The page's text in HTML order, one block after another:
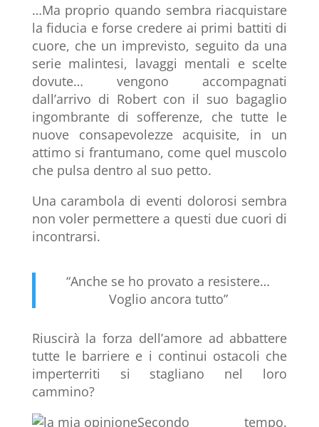
…Ma proprio quando sembra riacquistare
la fiducia e forse credere ai primi battiti di
cuore, che un imprevisto, seguito da una
serie malintesi, lavaggi mentali e scelte
dovute… vengono accompagnati
dall’arrivo di Robert con il suo bagaglio
ingombrante di sofferenze, che tutte le
nuove consapevolezze acquisite, in un
attimo si frantumano, come quel muscolo
che pulsa dentro al suo petto.
Una carambola di eventi dolorosi sembra
non voler permettere a questi due cuori di
incontrarsi.
“Anche se ho provato a resistere…
Voglio ancora tutto”
Riuscirà la forza dell’amore ad abbattere
tutte le barriere e i continui ostacoli che
imperterriti si stagliano nel loro
cammino?
Secondo tempo.